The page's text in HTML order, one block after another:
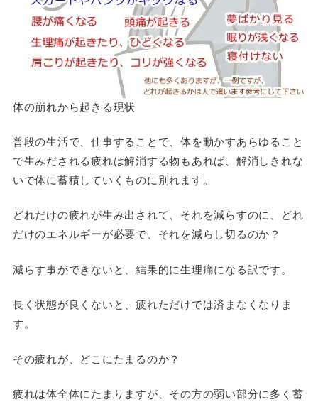
体の崩れから起きる現状
普段の生活で、仕事することで、体を動かすあらゆること
で生みだされる疲れは解消する物もあれば、解消しきれな
いで体に蓄積していくものに別れます。
どれだけの疲れが生み出されて 、それを減らすのに、 どれ
だけのエネルギーが必要で、それを減らし切るのか？
減らす事ができないと、結果的に生理痛になる訳です。
長く状態が良くないと、疲れただけでは済まなくなりま
す。
その疲れが、どこにたまるのか？
疲れは体全体にたまりますが、その方の弱い部分に多く蓄